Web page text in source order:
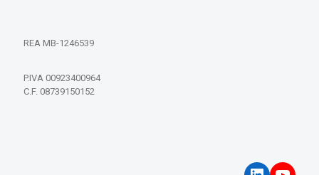
REA MB-1246539
P.IVA 00923400964
C.F. 08739150152